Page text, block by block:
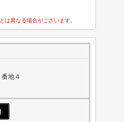
異なる場合がございます。
地４